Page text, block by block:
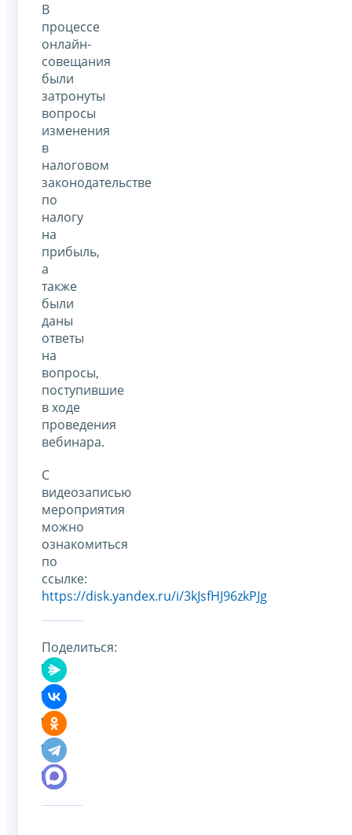
В
процессе
онлайн-
совещания
были
затронуты
вопросы
изменения
в
налоговом
законодательстве
по
налогу
на
прибыль,
а
также
были
даны
ответы
на
вопросы,
поступившие
в ходе
проведения
вебинара.
С
видеозаписью
мероприятия
можно
ознакомиться
по
ссылке:
https://disk.yandex.ru/i/3kJsfHJ96zkPJg
Поделиться: